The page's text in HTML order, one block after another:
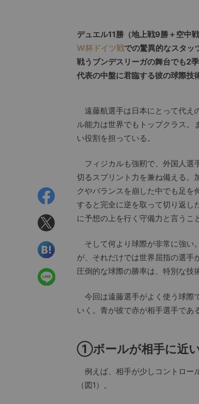
デュエル11勝（地上戦9勝＋空
W杯ドイツ戦での驚異的なスタッ
戦うブンデスリーガの舞台でも2
代表の中盤に君臨する彼の球際技
遠藤航選手は日本にとって代え
ル能力は世界でもトップクラス。
い役割を担っている。
フィジカルも強靭で、外国人選
切るスプリント力を兼ね備える。
クやバランスを崩した中でも足を
すると完全に逆を取って切り返し
に予想の上を行く守備力と言うこ
そして何より球際が非常に強い
が、それだけでは世界屈指の選手
圧倒的な球際の勝率は、特別な技
今回は遠藤選手がよく使う球際
いく。青が彼で赤が相手選手であ
①ボールが相手に近
例えば、相手が少しコントロー
（図1）。